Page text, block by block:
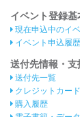
イベント登録基
現在申込中のイ
イベント申込履歴
送付先情報・支
送付先一覧
クレジットカー
購入履歴